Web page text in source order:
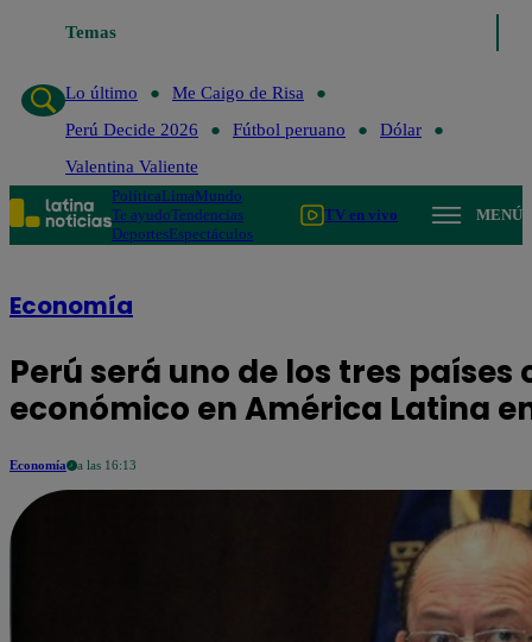
Temas
Lo último
Me Caigo de Risa
Perú Decide 2026
Fútbol peruano
Dólar
Valentina Valiente
PolíticaLimaMundo
Te ayudoTendencias
DeportesEspectáculos
TV en vivo MENÚ
Economía
Perú será uno de los tres
económico en América Latina
Economía a las 16:13